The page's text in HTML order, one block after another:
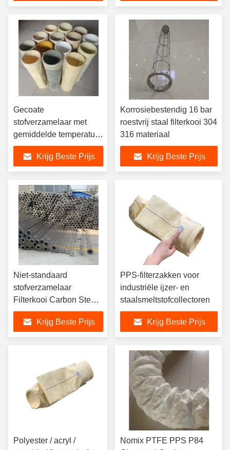
hoogtemperatuurfilterzak
Gecoate
stofverzamelaar met
gemiddelde temperatuur
Acrylfilterzak
Gemakkelijk
schoonmaken
Krijg Beste Prijs
Korrosiebestendig 16 bar
roestvrij staal filterkooi 304
316 materiaal
Krijg Beste Prijs
Niet-standaard
stofverzamelaar
Filterkooi Carbon Steel
SS304/316 10/12/16
Draad Rond of Plat
Krijg Beste Prijs
PPS-filterzakken voor
industriële ijzer- en
staalsmeltstofcollectoren
Krijg Beste Prijs
Polyester / acryl /
Nomix PTFE PPS P84